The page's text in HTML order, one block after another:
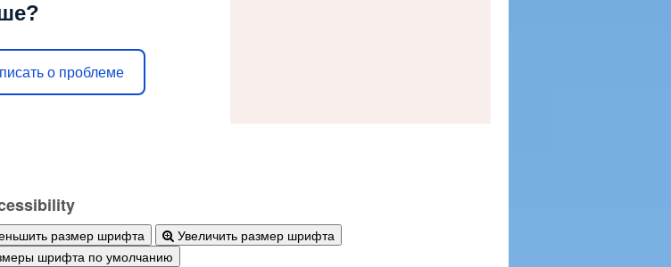
о проблеме
размер шрифта
Увеличить размер шрифта
шрифта по умолчанию